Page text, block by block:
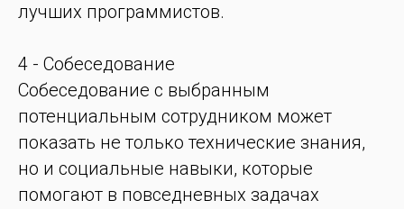
лучших программистов.
4 - Собеседование
Собеседование с выбранным
потенциальным сотрудником может
показать не только технические знания,
но и социальные навыки, которые
помогают в повседневных задачах